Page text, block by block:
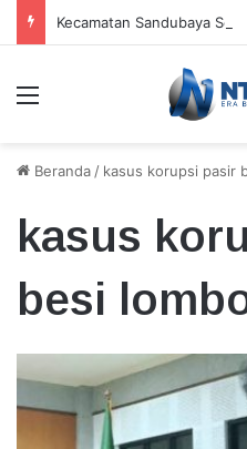
Menu
Beranda / kasus korupsi pasir
kasus
besi